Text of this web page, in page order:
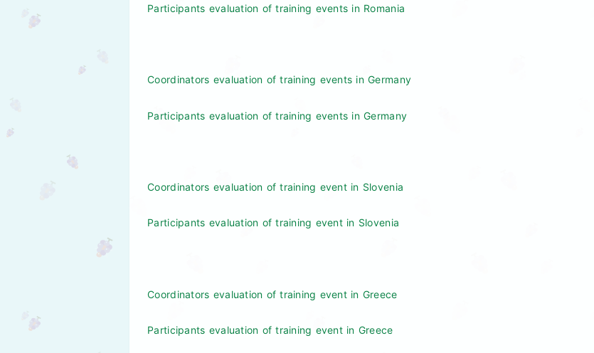
Participants evaluation of training events in Romania
Coordinators evaluation of training events in Germany
Participants evaluation of training events in Germany
Coordinators evaluation of training event in Slovenia
Participants evaluation of training event in Slovenia
Coordinators evaluation of training event in Greece
Participants evaluation of training event in Greece